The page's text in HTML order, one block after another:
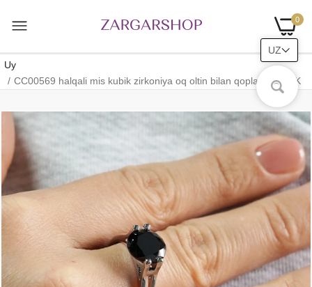
0
Uy
CC00569 halqali mis kubik zirkoniya oq oltin bilan qoplangan 18K
UZ